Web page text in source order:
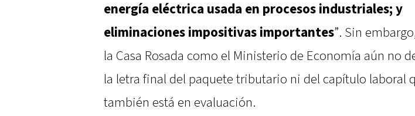
energía eléctrica usada en procesos industriales; y
eliminaciones impositivas importantes”. Sin
la Casa Rosada como el Ministerio de Economía aún no
la letra final del paquete tributario ni del capítulo laboral
también está en evaluación.